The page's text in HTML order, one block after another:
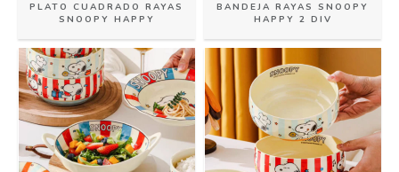
PLATO CUADRADO RAYAS
SNOOPY HAPPY
BANDEJA RAYAS SNOOPY
HAPPY 2 DIV